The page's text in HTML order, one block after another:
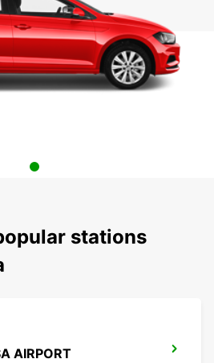
stations
AIRPORT